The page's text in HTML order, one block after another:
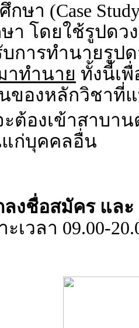
ษา (Case
า โดยใช้รูปดว
บการทำนายรูป
าทำนาย ทั้งนี้เ
นของหลักวิชาที่
ะต้องเข้าสาบา
ก่บุคคลอื่น
งชื่อสมัคร แล
ะเวลา 09.00-